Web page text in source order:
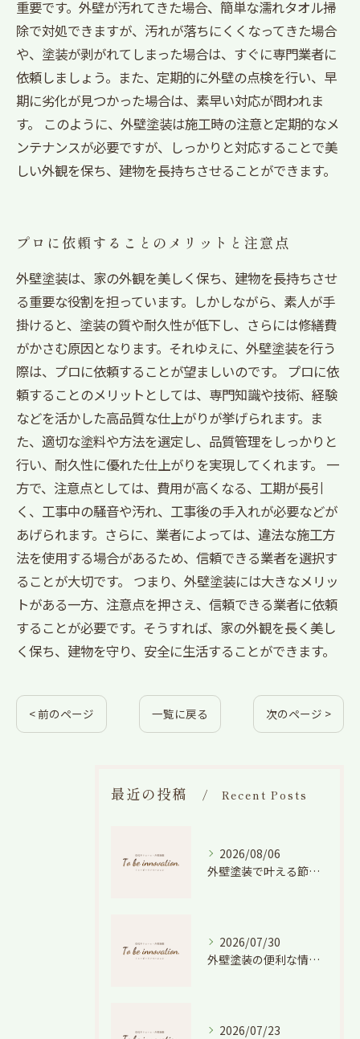
重要です。外壁が汚れてきた場合、簡単な濡れタオル掃
除で対処できますが、汚れが落ちにくくなってきた場合
や、塗装が剥がれてしまった場合は、すぐに専門業者に
依頼しましょう。また、定期的に外壁の点検を行い、早
期に劣化が見つかった場合は、素早い対応が問われま
す。 このように、外壁塗装は施工時の注意と定期的なメ
ンテナンスが必要ですが、しっかりと対応することで美
しい外観を保ち、建物を長持ちさせることができます。
プロに依頼することのメリットと注意点
外壁塗装は、家の外観を美しく保ち、建物を長持ちさせ
る重要な役割を担っています。しかしながら、素人が手
掛けると、塗装の質や耐久性が低下し、さらには修繕費
がかさむ原因となります。それゆえに、外壁塗装を行う
際は、プロに依頼することが望ましいのです。 プロに依
頼することのメリットとしては、専門知識や技術、経験
などを活かした高品質な仕上がりが挙げられます。ま
た、適切な塗料や方法を選定し、品質管理をしっかりと
行い、耐久性に優れた仕上がりを実現してくれます。 一
方で、注意点としては、費用が高くなる、工期が長引
く、工事中の騒音や汚れ、工事後の手入れが必要などが
あげられます。さらに、業者によっては、違法な施工方
法を使用する場合があるため、信頼できる業者を選択す
ることが大切です。 つまり、外壁塗装には大きなメリッ
トがある一方、注意点を押さえ、信頼できる業者に依頼
することが必要です。そうすれば、家の外観を長く美し
く保ち、建物を守り、安全に生活することができます。
< 前のページ 一覧に戻る 次のページ >
最近の投稿 Recent Posts
2026/08/06
外壁塗装で叶える節電効果と愛知県の相場や色選びのポイントを徹底解説
2026/07/30
外壁塗装の便利な情報と失敗しない色や費用判断のコツを徹底解説
2026/07/23